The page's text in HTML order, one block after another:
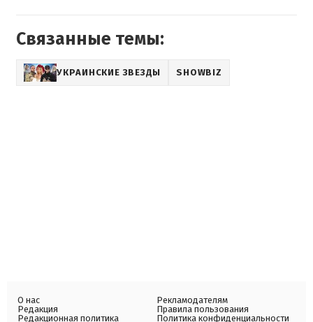
Связанные темы:
УКРАИНСКИЕ ЗВЕЗДЫ SHOWBIZ
О нас
Редакция
Редакционная политика
Рекламодателям
Правила пользования
Политика конфиденциальности